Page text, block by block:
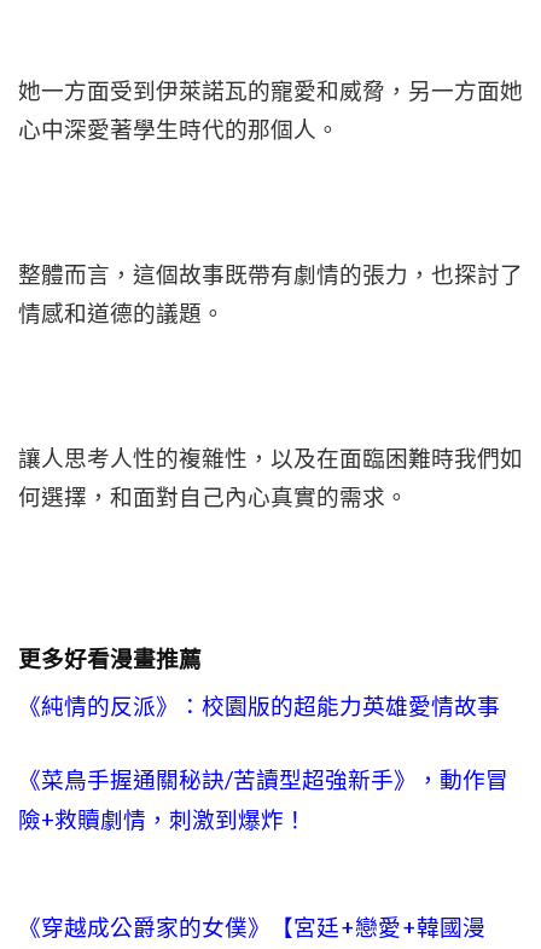
她一方面受到伊萊諾瓦的寵愛和威脅，另一方面她
心中深愛著學生時代的那個人。
整體而言，這個故事既帶有劇情的張力，也探討了
情感和道德的議題。
讓人思考人性的複雜性，以及在面臨困難時我們如
何選擇，和面對自己內心真實的需求。
更多好看漫畫推薦
《純情的反派》：校園版的超能力英雄愛情故事
《菜鳥手握通關秘訣/苦讀型超強新手》，動作冒
險+救贖劇情，刺激到爆炸！
《穿越成公爵家的女僕》
【宮廷+戀愛+韓國漫